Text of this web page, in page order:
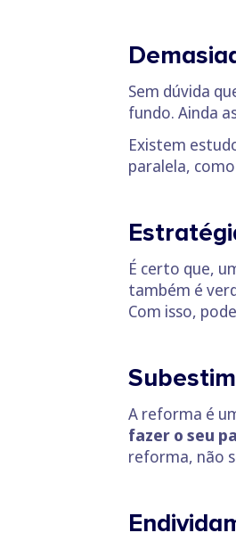
Sem dúvida
fundo. Ainda
Existem
paralela,
É certo que,
também é
Com isso,
A reforma é
fazer o seu
reforma, não